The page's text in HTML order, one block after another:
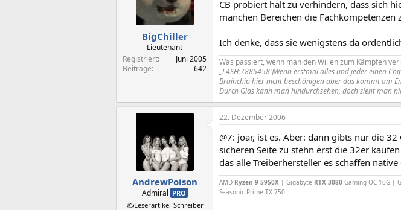
BigChiller
Lieutenant
Registriert
Juni 2005
Beiträge
642
CB probiert halt zu verhindern, dass sich
manchen Bereichen die Fachkompetenzen
Ich denke, dass sie wenigstens da
Was passiert, wenn man den Willen zum Kämpfen
„L4SH;7885458']Wenn erstmal alles und jeder einen
Brainchip hier nicht beschönigen aber das kommt am
Durch Glas kann man hindurchsehen, doch sieht man
AndrewPoison
Admiral PRO
✍️Leserartikel-Schreiber
22. Dezember 2006
@7: joar, ist es. Aber: dann gibts nur die
sicheren Seite zu stehn erst die 32er
das alle Treiberhersteller es schaffen
AMD Ryzen 9 5950X | Gigabyte RTX 3080 Gaming OC 10G |
Seasonic Prime TX-750